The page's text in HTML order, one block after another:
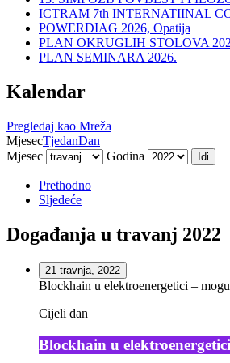
ICTRAM 7th INTERNATIINAL
POWERDIAG 2026, Opatija
PLAN OKRUGLIH STOLOVA
PLAN SEMINARA 2026.
Kalendar
Pregledaj kao Mreža
MjesecTjedanDan
Mjesec
Godina
Prethodno
Sljedeće
Događanja u travanj 2022
21 travnja, 2022
Blockhain u elektroenergetici –
Cijeli dan
Blockhain u